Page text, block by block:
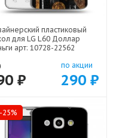
пластиковый
для LG L60 Доллар
арт: 10728-22562
₽
по акции
290 ₽
-25%